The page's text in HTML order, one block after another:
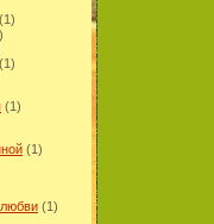
(1)
(1)
(1)
(1)
(1)